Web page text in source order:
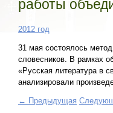
работы
2012 год
31 мая состоялось
словесников. В рамках
«Русская литература в
анализировали
← Предыдущая